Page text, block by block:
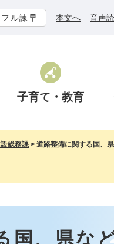
フル諫早 本文へ 音声
子育て ・教育
総務課 > 道路整備に関する国、
国、県な